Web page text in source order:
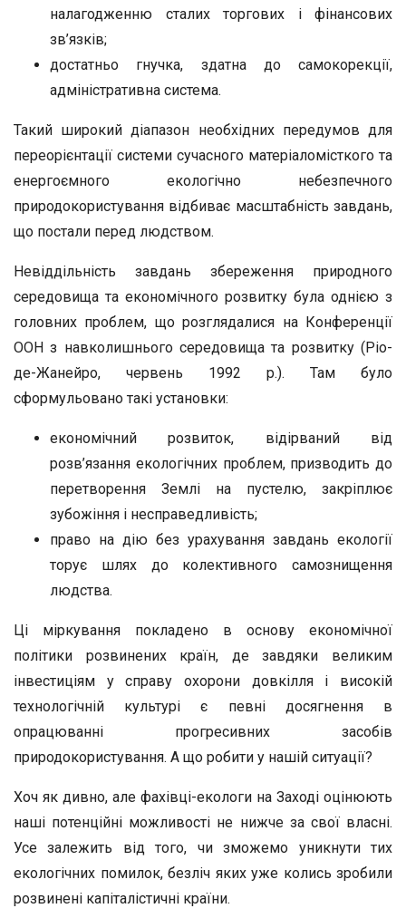
налагодженню сталих торгових і фінансових
зв’язків;
достатньо гнучка, здатна до самокорекції,
адміністративна система.
Такий широкий діапазон необхідних передумов для
переорієнтації системи сучасного матеріаломісткого та
енергоємного екологічно небезпечного
природокористування відбиває масштабність завдань,
що постали перед людством.
Невіддільність завдань збереження природного
середовища та економічного розвитку була однією з
головних проблем, що розглядалися на Конференції
ООН з навколишнього середовища та розвитку (Ріо-
де-Жанейро, червень 1992 р.). Там було
сформульовано такі установки:
економічний розвиток, відірваний від
розв’язання екологічних проблем, призводить до
перетворення Землі на пустелю, закріплює
зубожіння і несправедливість;
право на дію без урахування завдань екології
торує шлях до колективного самознищення
людства.
Ці міркування покладено в основу економічної
політики розвинених країн, де завдяки великим
інвестиціям у справу охорони довкілля і високій
технологічній культурі є певні досягнення в
опрацюванні прогресивних засобів
природокористування. А що робити у нашій ситуації?
Хоч як дивно, але фахівці-екологи на Заході оцінюють
наші потенційні можливості не нижче за свої власні.
Усе залежить від того, чи зможемо уникнути тих
екологічних помилок, безліч яких уже колись зробили
розвинені капіталістичні країни.